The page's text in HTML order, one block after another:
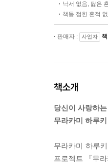
낙서 없음, 닳은
책등 접힌 흔적
판매자 : 사업자
책소개
당신이 사랑하
무라카미 하루
무라카미 하루
프로젝트 『무